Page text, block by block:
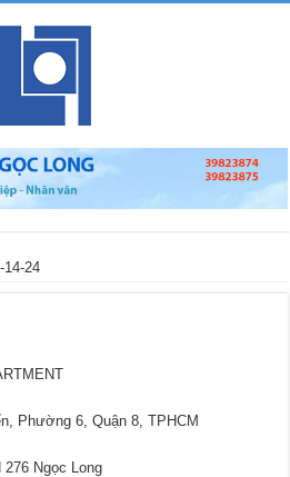
14-24
Phường 6, Quận 8, TPHCM
276 Ngọc Long